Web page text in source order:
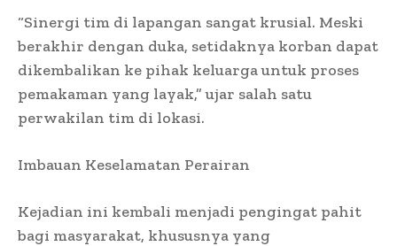
“Sinergi tim di lapangan sangat krusial. Meski
berakhir dengan duka, setidaknya korban dapat
dikembalikan ke pihak keluarga untuk proses
pemakaman yang layak,” ujar salah satu
perwakilan tim di lokasi.
Imbauan Keselamatan Perairan
Kejadian ini kembali menjadi pengingat pahit
bagi masyarakat, khususnya yang